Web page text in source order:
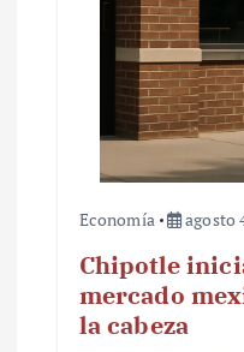
Economía agosto
Chipotle
mercado
la cabeza